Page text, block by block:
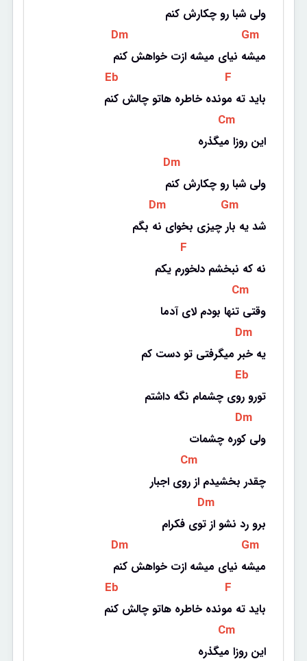
ولی شبا رو چکارش کنم
Dm Gm
میشه نیای میشه ازت خواهش کنم
Eb F
باید ته مونده خاطره هاتو چالش کنم
Cm
این روزا میگذره
Dm
ولی شبا رو چکارش کنم
Dm Gm
شد یه بار چیزی بخوای نه بگم
F
نه که نبخشم دلخورم یکم
Cm
وقتی تنها بودم لای آدما
Dm
یه خبر میگرفتی تو دست کم
Eb
تورو روی چشمام نگه داشتم
Dm
ولی کوره چشمات
Cm
چقدر بخشیدم از روی اجبار
Dm
برو رد نشو از توی فکرام
Dm Gm
میشه نیای میشه ازت خواهش کنم
Eb F
باید ته مونده خاطره هاتو چالش کنم
Cm
این روزا میگذره